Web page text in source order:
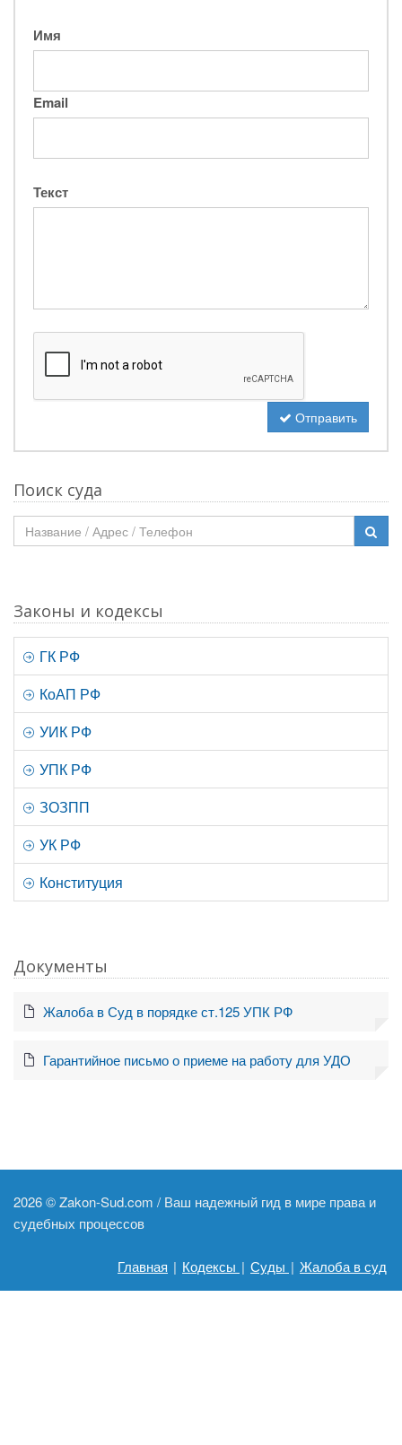
Имя
Email
Текст
Отправить
Поиск суда
Законы и кодексы
ГК РФ
КоАП РФ
УИК РФ
УПК РФ
ЗОЗПП
УК РФ
Конституция
Документы
Жалоба в Суд в порядке ст.125 УПК РФ
Гарантийное письмо о приеме на работу для УДО
2026 ©Zakon-Sud.com / Ваш надежный гид в мире права и
судебных процессов
Главная | Кодексы | Суды | Жалоба в суд